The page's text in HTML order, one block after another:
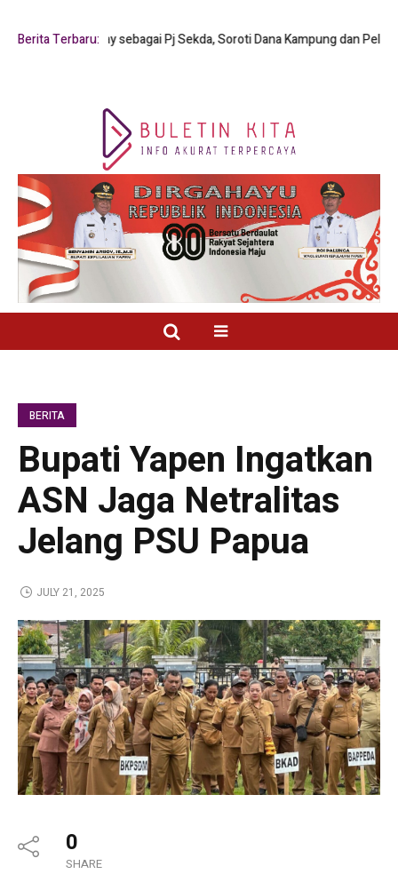
Berita Terbaru:
Mambay sebagai Pj Sekda, Soroti Dana Kampung dan Pelayanan
BERITA
Bupati Yapen Ingatkan
ASN Jaga Netralitas
Jelang PSU Papua
JULY 21, 2025
0
SHARE